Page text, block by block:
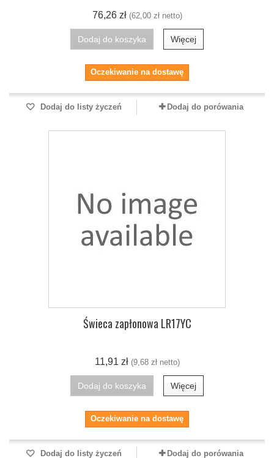
76,26 zł(62,00 zł netto)
Dodaj do koszyka Więcej
Oczekiwanie na dostawę
Dodaj do listy życzeń Dodaj do porówania
Świeca zapłonowa LR17YC
11,91 zł(9,68 zł netto)
Dodaj do koszyka Więcej
Oczekiwanie na dostawę
Dodaj do listy życzeń Dodaj do porówania